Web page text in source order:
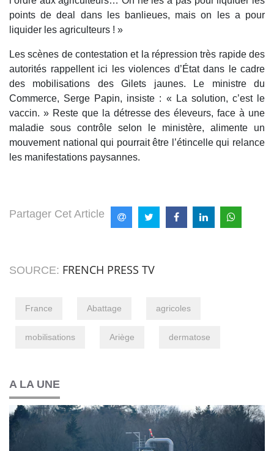
points de deal dans les banlieues, mais on les a pour
liquider les agriculteurs ! »
Les scènes de contestation et la répression très rapide des
autorités rappellent ici les violences d’État dans le cadre
des mobilisations des Gilets jaunes. Le ministre du
Commerce, Serge Papin, insiste : « La solution, c’est le
vaccin. » Reste que la détresse des éleveurs, face à une
maladie sous contrôle selon le ministère, alimente un
mouvement national qui pourrait être l’étincelle qui relance
les manifestations paysannes.
Partager Cet Article
SOURCE: FRENCH PRESS TV
France Abattage agricoles
mobilisations Ariège dermatose
A LA UNE